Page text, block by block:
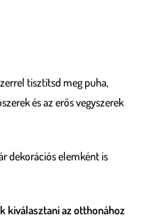
tisztítsd meg puha,
és az erős vegyszerek
dekorációs elemként is
kiválasztani az otthonához